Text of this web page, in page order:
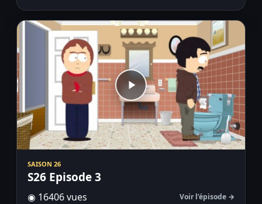
SAISON 26
S26 Episode 3
◉ 16406 vues Voir l’épisode →